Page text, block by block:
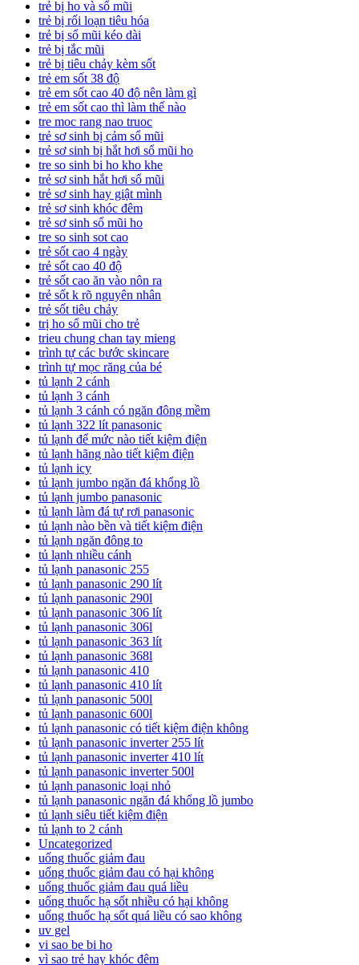
trẻ bị ho và sổ mũi
trẻ bị rối loạn tiêu hóa
trẻ bị sổ mũi kéo dài
trẻ bị tắc mũi
trẻ bị tiêu chảy kèm sốt
trẻ em sốt 38 độ
trẻ em sốt cao 40 độ nên làm gì
trẻ em sốt cao thì làm thế nào
tre moc rang nao truoc
trẻ sơ sinh bị cảm sổ mũi
trẻ sơ sinh bị hắt hơi sổ mũi ho
tre so sinh bi ho kho khe
trẻ sơ sinh hắt hơi sổ mũi
trẻ sơ sinh hay giật mình
trẻ sơ sinh khóc đêm
trẻ sơ sinh sổ mũi ho
tre so sinh sot cao
trẻ sốt cao 4 ngày
trẻ sốt cao 40 độ
trẻ sốt cao ăn vào nôn ra
trẻ sốt k rõ nguyên nhân
trẻ sốt tiêu chảy
trị ho sổ mũi cho trẻ
trieu chung chan tay mieng
trình tự các bước skincare
trình tự mọc răng của bé
tủ lạnh 2 cánh
tủ lạnh 3 cánh
tủ lạnh 3 cánh có ngăn đông mềm
tủ lạnh 322 lít panasonic
tủ lạnh để mức nào tiết kiệm điện
tủ lạnh hãng nào tiết kiệm điện
tủ lạnh icy
tủ lạnh jumbo ngăn đá khổng lồ
tủ lạnh jumbo panasonic
tủ lạnh làm đá tự rơi panasonic
tủ lạnh nào bền và tiết kiệm điện
tủ lạnh ngăn đông to
tủ lạnh nhiều cánh
tủ lạnh panasonic 255
tủ lạnh panasonic 290 lít
tủ lạnh panasonic 290l
tủ lạnh panasonic 306 lít
tủ lạnh panasonic 306l
tủ lạnh panasonic 363 lít
tủ lạnh panasonic 368l
tủ lạnh panasonic 410
tủ lạnh panasonic 410 lít
tủ lạnh panasonic 500l
tủ lạnh panasonic 600l
tủ lạnh panasonic có tiết kiệm điện không
tủ lạnh panasonic inverter 255 lít
tủ lạnh panasonic inverter 410 lít
tủ lạnh panasonic inverter 500l
tủ lạnh panasonic loại nhỏ
tủ lạnh panasonic ngăn đá khổng lồ jumbo
tủ lạnh siêu tiết kiệm điện
tủ lạnh to 2 cánh
Uncategorized
uống thuốc giảm đau
uống thuốc giảm đau có hại không
uống thuốc giảm đau quá liều
uống thuốc hạ sốt nhiều có hại không
uống thuốc hạ sốt quá liều có sao không
uv gel
vi sao be bi ho
vì sao trẻ hay khóc đêm